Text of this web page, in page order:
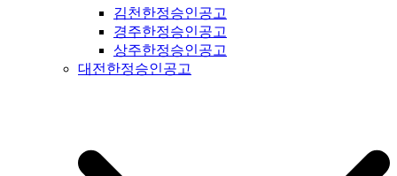
신문공고 #순천신문공고 #여수신문공고 #고흥신문공고 #완도
신문공고 #해남신문공고 #강진신문공고 #장흥신문공고 #영암
신문공고 #광주신문공고 #무안신문공고 #함평신문공고 #신안
신문공고 #진도신문공고 #보성신문공고 #경상북도신문공고 #
군위신문공고 #김천신문공고 #구미신문공고 #칠곡신문공고 #
성주신문공고 #포항신문공고 #영천신문공고 #경주신문공고 #
김천한정승인공고
경주한정승인공고
상주한정승인공고
대전한정승인공고